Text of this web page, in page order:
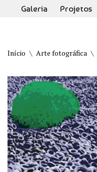
o
Galeria Projetos
Início \ Arte fotográfica \